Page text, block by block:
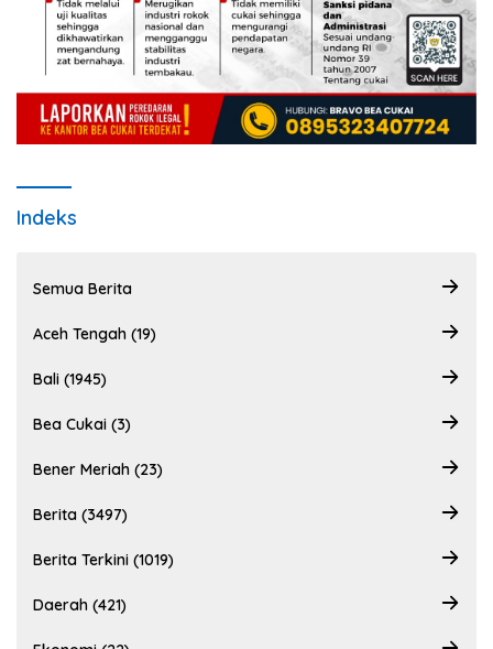
Indeks
Semua Berita
Aceh Tengah (19)
Bali (1945)
Bea Cukai (3)
Bener Meriah (23)
Berita (3497)
Berita Terkini (1019)
Daerah (421)